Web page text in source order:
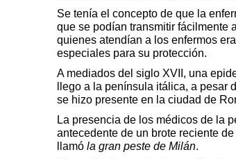
Se tenía el concepto de que la
que se podían transmitir fácilmente
quienes atendían a los enfermos
especiales para su protección.
A mediados del siglo XVII, una
llego a la península itálica, a pesar
se hizo presente en la ciudad de
La presencia de los médicos de la
antecedente de un brote reciente
llamó la gran peste de Milán.